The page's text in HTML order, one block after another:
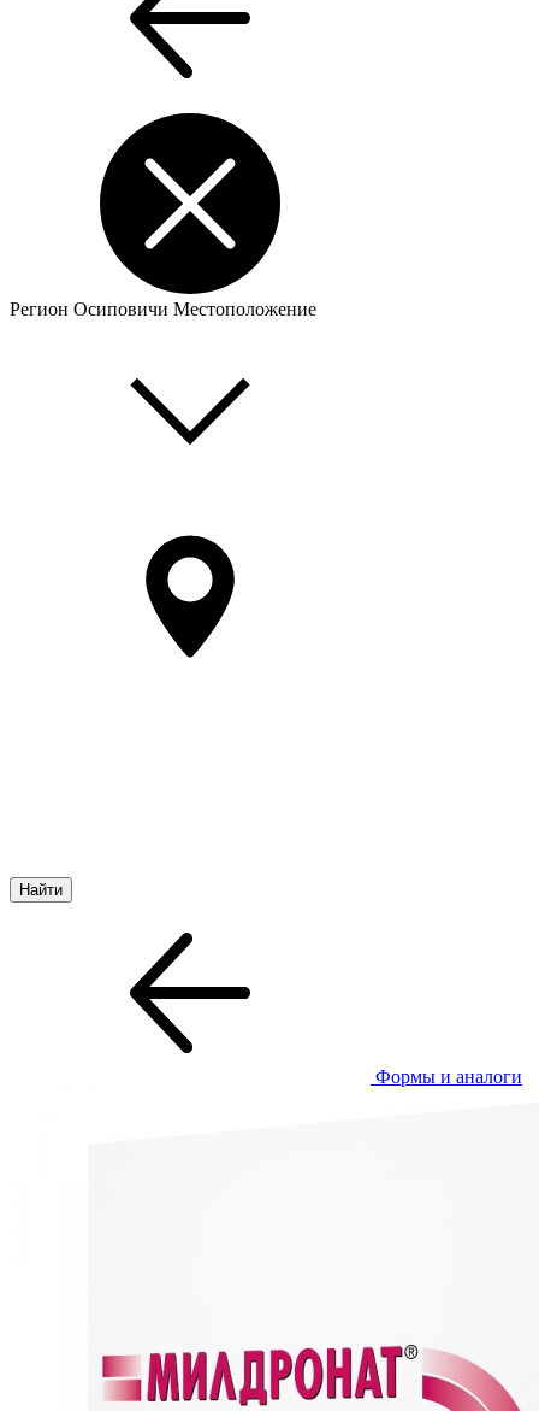
Регион Осиповичи Местоположение
Формы и аналоги